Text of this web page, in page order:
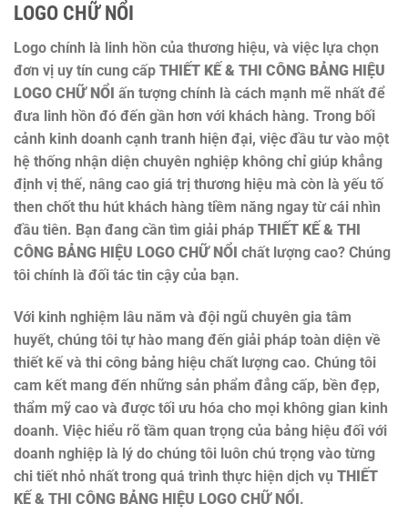
LOGO CHỮ NỔI
Logo chính là linh hồn của thương hiệu, và việc lựa chọn
đơn vị uy tín cung cấp THIẾT KẾ & THI CÔNG BẢNG HIỆU
LOGO CHỮ NỔI ấn tượng chính là cách mạnh mẽ nhất để
đưa linh hồn đó đến gần hơn với khách hàng. Trong bối
cảnh kinh doanh cạnh tranh hiện đại, việc đầu tư vào một
hệ thống nhận diện chuyên nghiệp không chỉ giúp khẳng
định vị thế, nâng cao giá trị thương hiệu mà còn là yếu tố
then chốt thu hút khách hàng tiềm năng ngay từ cái nhìn
đầu tiên. Bạn đang cần tìm giải pháp THIẾT KẾ & THI
CÔNG BẢNG HIỆU LOGO CHỮ NỔI chất lượng cao? Chúng
tôi chính là đối tác tin cậy của bạn.
Với kinh nghiệm lâu năm và đội ngũ chuyên gia tâm
huyết, chúng tôi tự hào mang đến giải pháp toàn diện về
thiết kế và thi công bảng hiệu chất lượng cao. Chúng tôi
cam kết mang đến những sản phẩm đẳng cấp, bền đẹp,
thẩm mỹ cao và được tối ưu hóa cho mọi không gian kinh
doanh. Việc hiểu rõ tầm quan trọng của bảng hiệu đối với
doanh nghiệp là lý do chúng tôi luôn chú trọng vào từng
chi tiết nhỏ nhất trong quá trình thực hiện dịch vụ THIẾT
KẾ & THI CÔNG BẢNG HIỆU LOGO CHỮ NỔI.